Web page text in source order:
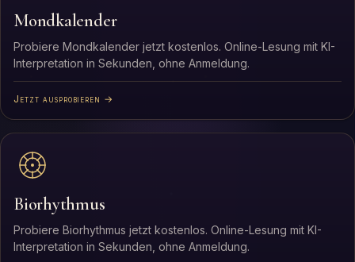
Mondkalender
Probiere Mondkalender jetzt kostenlos. Online-Lesung mit KI-
Interpretation in Sekunden, ohne Anmeldung.
Jetzt ausprobieren →
Biorhythmus
Probiere Biorhythmus jetzt kostenlos. Online-Lesung mit KI-
Interpretation in Sekunden, ohne Anmeldung.